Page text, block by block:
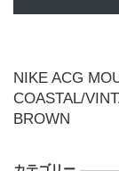
NIKE ACG
COASTAL/
BROWN